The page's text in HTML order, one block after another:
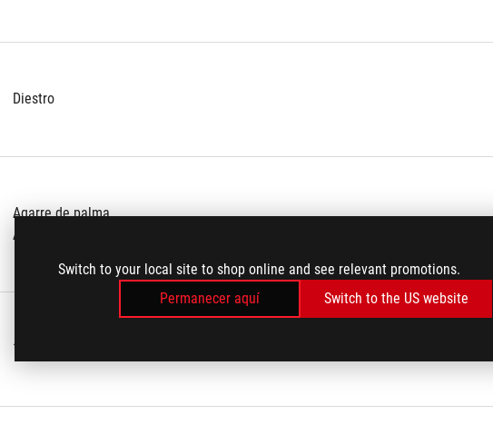
Switch to your local site to shop online and see relevant promotions.
Permanecer aquí
Switch to the US website
Diestro
Agarre de palma
Agarre con los dedos
1.8 m braided cable